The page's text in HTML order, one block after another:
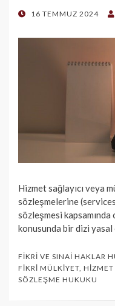
POSTED
16 TEMMUZ 2024
Hizmet sağlayıcı veya
sözleşmelerine
sözleşmesi
konusunda bir dizi
FIKRI VE SINAI HAKLAR
FIKRI MÜLKIYET HIZMET
SÖZLEŞME HUKUKU